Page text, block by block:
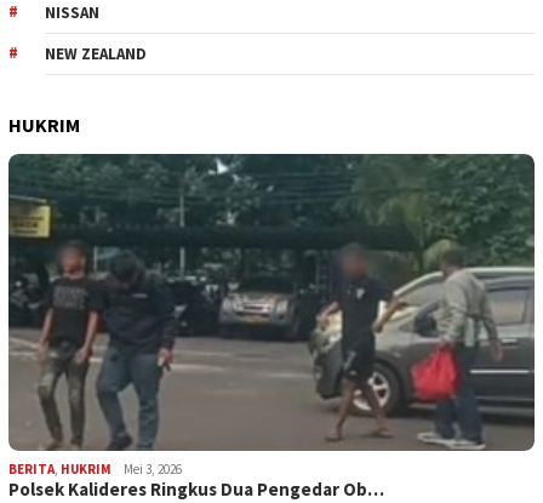
NISSAN
NEW ZEALAND
HUKRIM
BERITA, HUKRIM Mei 3, 2026
Polsek Kalideres Ringkus Dua Pengedar Ob…